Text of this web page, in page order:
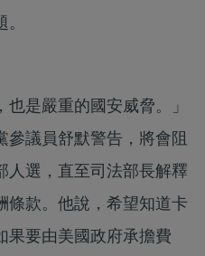
也是嚴重的國安威脅。」
參議員舒默警告，將會阻
人選，直至司法部長解釋
條款。他說，希望知道卡
果要由美國政府承擔費